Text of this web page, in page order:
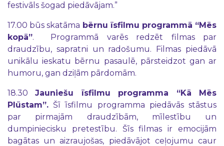
festivāls šogad piedāvājam.”
17.00 būs skatāma bērnu īsfilmu programmā “Mēs
kopā”. Programmā varēs redzēt filmas par
draudzību, sapratni un radošumu. Filmas piedāvā
unikālu ieskatu bērnu pasaulē, pārsteidzot gan ar
humoru, gan dziļām pārdomām.
18.30Jauniešu īsfilmu programma “Kā Mēs
Plūstam”. Šī īsfilmu programma piedāvās stāstus
par pirmajām draudzībām, mīlestību un
dumpiniecisku pretestību. Šīs filmas ir emocijām
bagātas un aizraujošas, piedāvājot ceļojumu caur